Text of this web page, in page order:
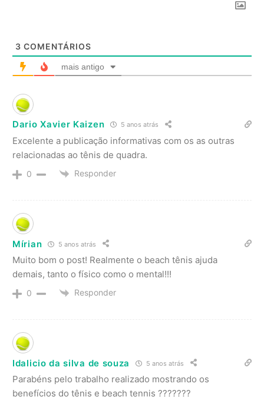
3 COMENTÁRIOS
mais antigo
Dario Xavier Kaizen 5 anos atrás
Excelente a publicação informativas com os as outras
relacionadas ao tênis de quadra.
0 Responder
Mírian 5 anos atrás
Muito bom o post! Realmente o beach tênis ajuda
demais, tanto o físico como o mental!!!
0 Responder
Idalicio da silva de souza 5 anos atrás
Parabéns pelo trabalho realizado mostrando os
benefícios do tênis e beach tennis ???????